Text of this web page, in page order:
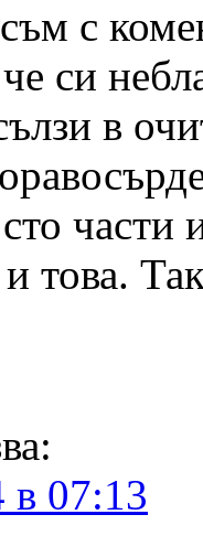
с
си
в
сто
това.
07:13